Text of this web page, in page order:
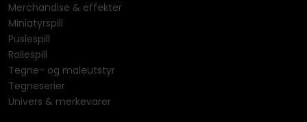
Merchandise & effekter
Miniatyrspill
Puslespill
Rollespill
Tegne- og maleutstyr
Tegneserier
Univers & merkevarer